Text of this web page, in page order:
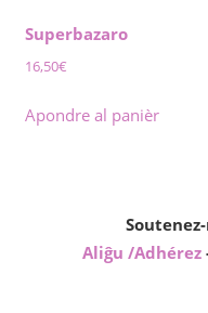
Superbazaro
16,50€
Apondre al panièr
Aliĝu /Adhérez